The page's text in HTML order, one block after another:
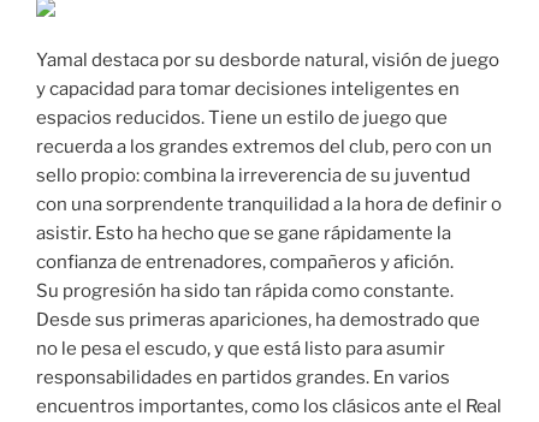
Yamal destaca por su desborde natural, visión de juego
y capacidad para tomar decisiones inteligentes en
espacios reducidos. Tiene un estilo de juego que
recuerda a los grandes extremos del club, pero con un
sello propio: combina la irreverencia de su juventud
con una sorprendente tranquilidad a la hora de definir o
asistir. Esto ha hecho que se gane rápidamente la
confianza de entrenadores, compañeros y afición.
Su progresión ha sido tan rápida como constante.
Desde sus primeras apariciones, ha demostrado que
no le pesa el escudo, y que está listo para asumir
responsabilidades en partidos grandes. En varios
encuentros importantes, como los clásicos ante el Real